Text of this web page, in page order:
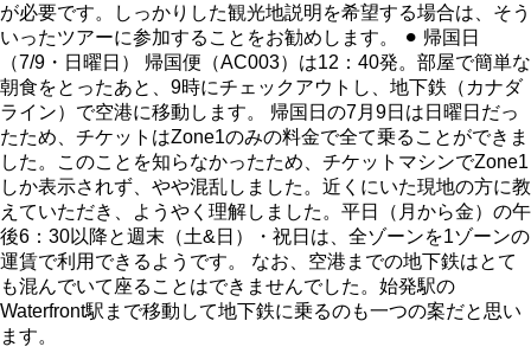
が必要です。しっかりした観光地説明を希望する場合は、そう
いったツアーに参加することをお勧めします。 ⚫︎ 帰国日
（7/9・日曜日） 帰国便（AC003）は12：40発。部屋で簡単な
朝食をとったあと、9時にチェックアウトし、地下鉄（カナダ
ライン）で空港に移動します。 帰国日の7月9日は日曜日だっ
たため、チケットはZone1のみの料金で全て乗ることができま
した。このことを知らなかったため、チケットマシンでZone1
しか表示されず、やや混乱しました。近くにいた現地の方に教
えていただき、ようやく理解しました。平日（月から金）の午
後6：30以降と週末（土&日）・祝日は、全ゾーンを1ゾーンの
運賃で利用できるようです。 なお、空港までの地下鉄はとて
も混んでいて座ることはできませんでした。始発駅の
Waterfront駅まで移動して地下鉄に乗るのも一つの案だと思い
ます。